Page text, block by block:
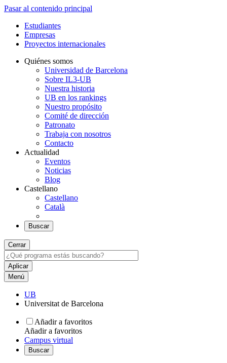
Pasar al contenido principal
Estudiantes
Empresas
Proyectos internacionales
Quiénes somos
Universidad de Barcelona
Sobre IL3-UB
Nuestra historia
UB en los rankings
Nuestro propósito
Comité de dirección
Patronato
Trabaja con nosotros
Contacto
Actualidad
Eventos
Noticias
Blog
Castellano
Castellano
Català
Buscar
Cerrar
Menú
UB
Universitat de Barcelona
Añadir a favoritos
Añadir a favoritos
Campus virtual
Buscar